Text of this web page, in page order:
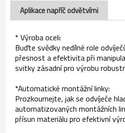
Aplikace napříč odvětvími
* Výroba oceli:
Buďte svědky nedílné role
přesnost a efektivita při
svitky zásadní pro výrobu
*Automatické montážní linky:
Prozkoumejte, jak se odvíječe
automatizovaných montážních
přísun materiálu pro efektivní